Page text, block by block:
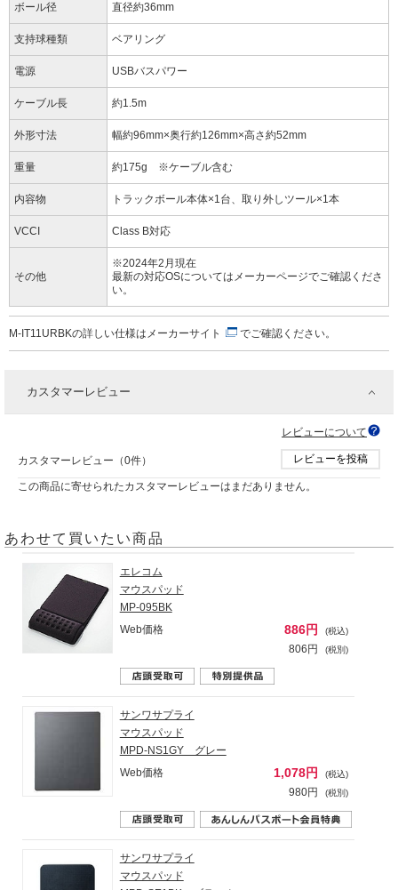
ボール径 直径約36mm
支持球種類 ベアリング
電源 USBバスパワー
ケーブル長 約1.5m
外形寸法 幅約96mm×奥行約126mm×高さ約52mm
重量 約175g ※ケーブル含む
内容物 トラックボール本体×1台、取り外しツール×1本
VCCI Class B対応
その他
※2024年2月現在
最新の対応OSについてはメーカーページでご確認くださ
い。
M-IT11URBKの詳しい仕様は メーカーサイト でご確認ください。
カスタマーレビュー
レビューについて
カスタマーレビュー（0件） レビューを投稿
この商品に寄せられたカスタマーレビューはまだありません。
あわせて買いたい商品
エレコム
マウスパッド
MP-095BK
Web価格
886円 (税込)
806円 (税別)
サンワサプライ
マウスパッド
MPD-NS1GY グレー
Web価格
1,078円 (税込)
980円 (税別)
サンワサプライ
マウスパッド